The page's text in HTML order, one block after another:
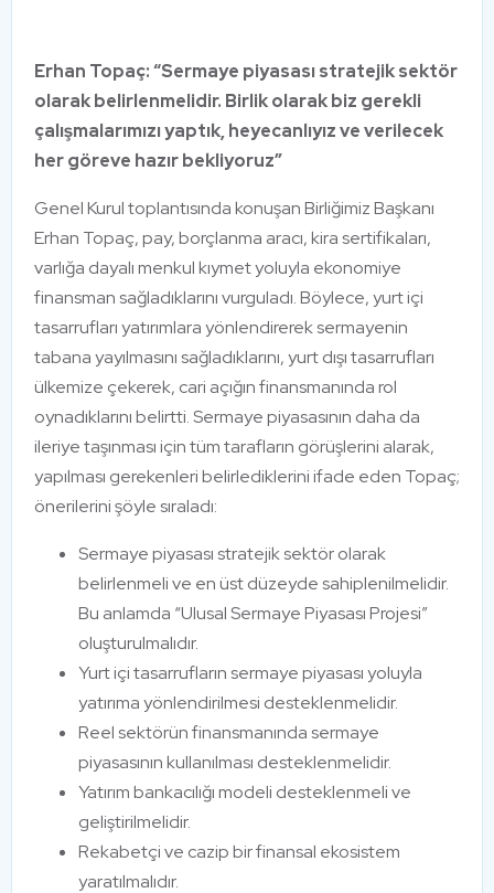
Erhan Topaç: “Sermaye piyasası stratejik sektör
olarak belirlenmelidir. Birlik olarak biz gerekli
çalışmalarımızı yaptık, heyecanlıyız ve verilecek
her göreve hazır bekliyoruz”
Genel Kurul toplantısında konuşan Birliğimiz Başkanı
Erhan Topaç, pay, borçlanma aracı, kira sertifikaları,
varlığa dayalı menkul kıymet yoluyla ekonomiye
finansman sağladıklarını vurguladı. Böylece, yurt içi
tasarrufları yatırımlara yönlendirerek sermayenin
tabana yayılmasını sağladıklarını, yurt dışı tasarrufları
ülkemize çekerek, cari açığın finansmanında rol
oynadıklarını belirtti. Sermaye piyasasının daha da
ileriye taşınması için tüm tarafların görüşlerini alarak,
yapılması gerekenleri belirlediklerini ifade eden Topaç;
önerilerini şöyle sıraladı:
Sermaye piyasası stratejik sektör olarak
belirlenmeli ve en üst düzeyde sahiplenilmelidir.
Bu anlamda “Ulusal Sermaye Piyasası Projesi”
oluşturulmalıdır.
Yurt içi tasarrufların sermaye piyasası yoluyla
yatırıma yönlendirilmesi desteklenmelidir.
Reel sektörün finansmanında sermaye
piyasasının kullanılması desteklenmelidir.
Yatırım bankacılığı modeli desteklenmeli ve
geliştirilmelidir.
Rekabetçi ve cazip bir finansal ekosistem
yaratılmalıdır.